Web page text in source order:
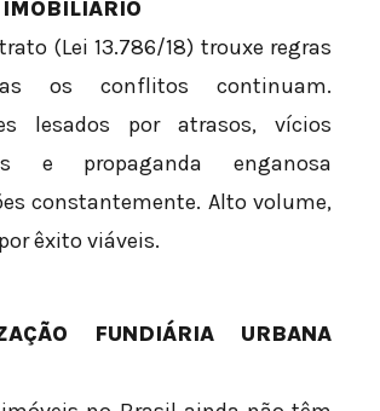
(Lei 13.786/18) trouxe regras
os conflitos continuam.
lesados por atrasos, vícios
e propaganda enganosa
constantemente. Alto volume,
êxito viáveis.
FUNDIÁRIA URBANA